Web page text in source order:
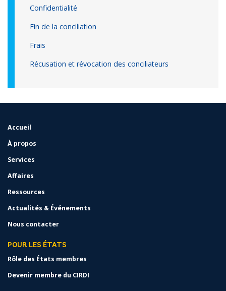
Confidentialité
Fin de la conciliation
Frais
Récusation et révocation des conciliateurs
FOOTER
Accueil
À propos
Services
Affaires
Ressources
Actualités & Événements
Nous contacter
POUR LES ÉTATS
Rôle des États membres
Devenir membre du CIRDI